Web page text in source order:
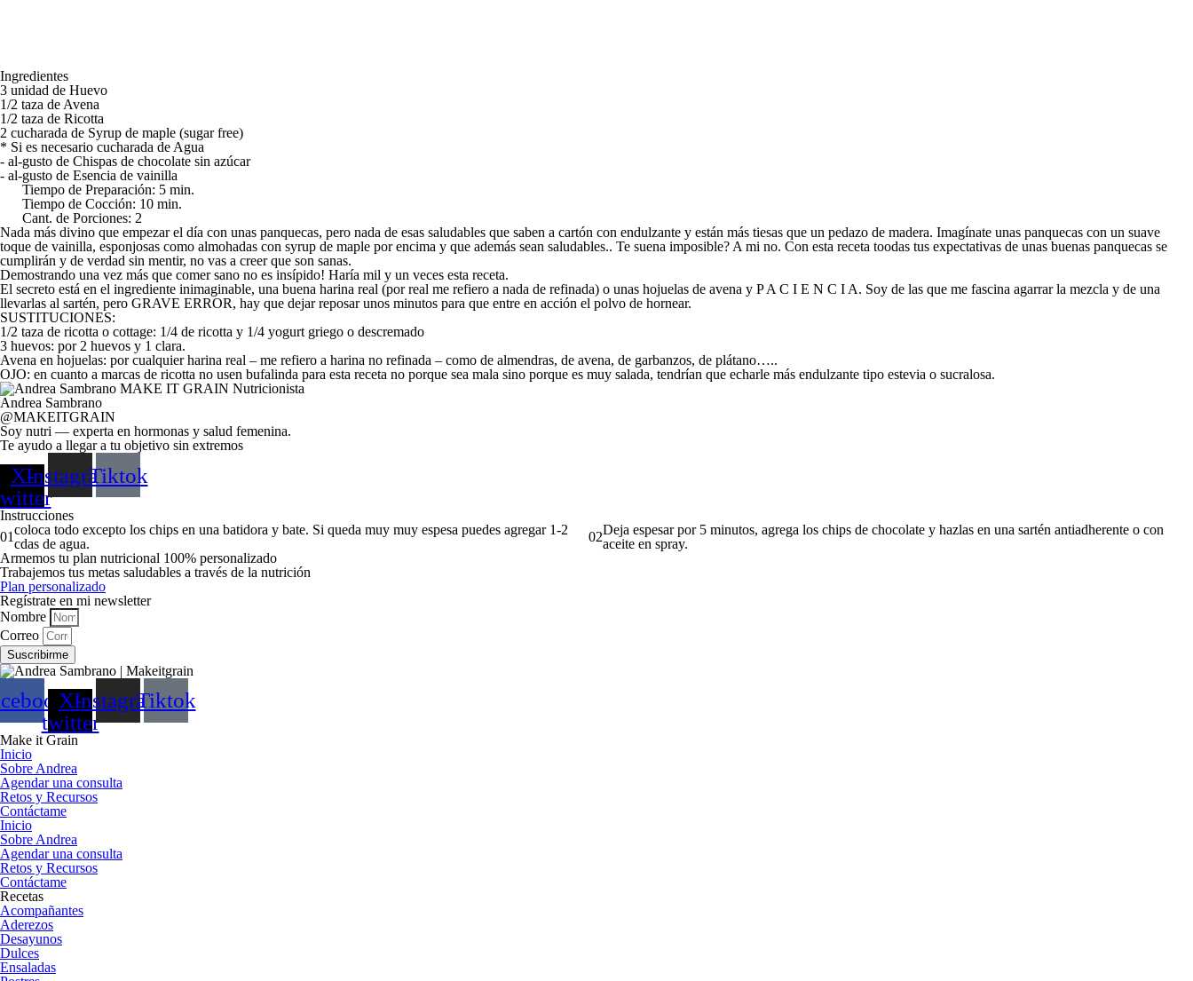
Ingredientes
3 unidad de Huevo
1/2 taza de Avena
1/2 taza de Ricotta
2 cucharada de Syrup de maple (sugar free)
* Si es necesario cucharada de Agua
- al-gusto de Chispas de chocolate sin azúcar
- al-gusto de Esencia de vainilla
Tiempo de Preparación: 5 min.
Tiempo de Cocción: 10 min.
Cant. de Porciones: 2
Nada más divino que empezar el día con unas panquecas, pero nada de esas saludables que saben a cartón con endulzante y están más tiesas que un pedazo de madera. Imagínate unas panquecas con un suave
toque de vainilla, esponjosas como almohadas con syrup de maple por encima y que además sean saludables.. Te suena imposible? A mi no. Con esta receta toodas tus expectativas de unas buenas panquecas se
cumplirán y de verdad sin mentir, no vas a creer que son sanas.
Demostrando una vez más que comer sano no es insípido! Haría mil y un veces esta receta.
El secreto está en el ingrediente inimaginable, una buena harina real (por real me refiero a nada de refinada) o unas hojuelas de avena y P A C I E N C I A. Soy de las que me fascina agarrar la mezcla y de una
llevarlas al sartén, pero GRAVE ERROR, hay que dejar reposar unos minutos para que entre en acción el polvo de hornear.
SUSTITUCIONES:
1/2 taza de ricotta o cottage: 1/4 de ricotta y 1/4 yogurt griego o descremado
3 huevos: por 2 huevos y 1 clara.
Avena en hojuelas: por cualquier harina real – me refiero a harina no refinada – como de almendras, de avena, de garbanzos, de plátano…..
OJO: en cuanto a marcas de ricotta no usen bufalinda para esta receta no porque sea mala sino porque es muy salada, tendrían que echarle más endulzante tipo estevia o sucralosa.
Andrea Sambrano
@MAKEITGRAIN
Soy nutri — experta en hormonas y salud femenina.
Te ayudo a llegar a tu objetivo sin extremos
X-InstagramTiktok
Instrucciones
01coloca todo excepto los chips en una batidora y bate. Si queda muy muy espesa puedes agregar 1-2
cdas de agua.
02Deja espesar por 5 minutos, agrega los chips de chocolate y hazlas en una sartén antiadherente o con
aceite en spray.
Armemos tu plan nutricional 100% personalizado
Trabajemos tus metas saludables a través de la nutrición
Plan personalizado
Regístrate en mi newsletter
Nombre
Correo
Suscribirme
X-
twitter
InstagramTiktok
Make it Grain
Inicio
Sobre Andrea
Agendar una consulta
Retos y Recursos
Contáctame
Inicio
Sobre Andrea
Agendar una consulta
Retos y Recursos
Contáctame
Recetas
Acompañantes
Aderezos
Desayunos
Dulces
Ensaladas